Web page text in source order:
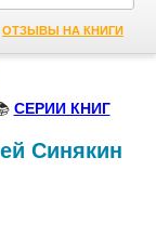
ОТЗЫВЫ НА КНИГИ
СЕРИИ КНИГ
Синякин